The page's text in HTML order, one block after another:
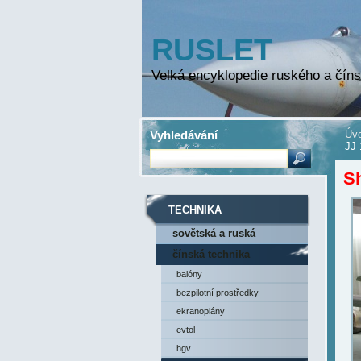
RUSLET
Velká encyklopedie ruského a
JJ-
TECHNIKA
sovětská a ruská
technika
čínská technika
balóny
bezpilotní prostředky
ekranoplány
evtol
hgv
Vyhledávání